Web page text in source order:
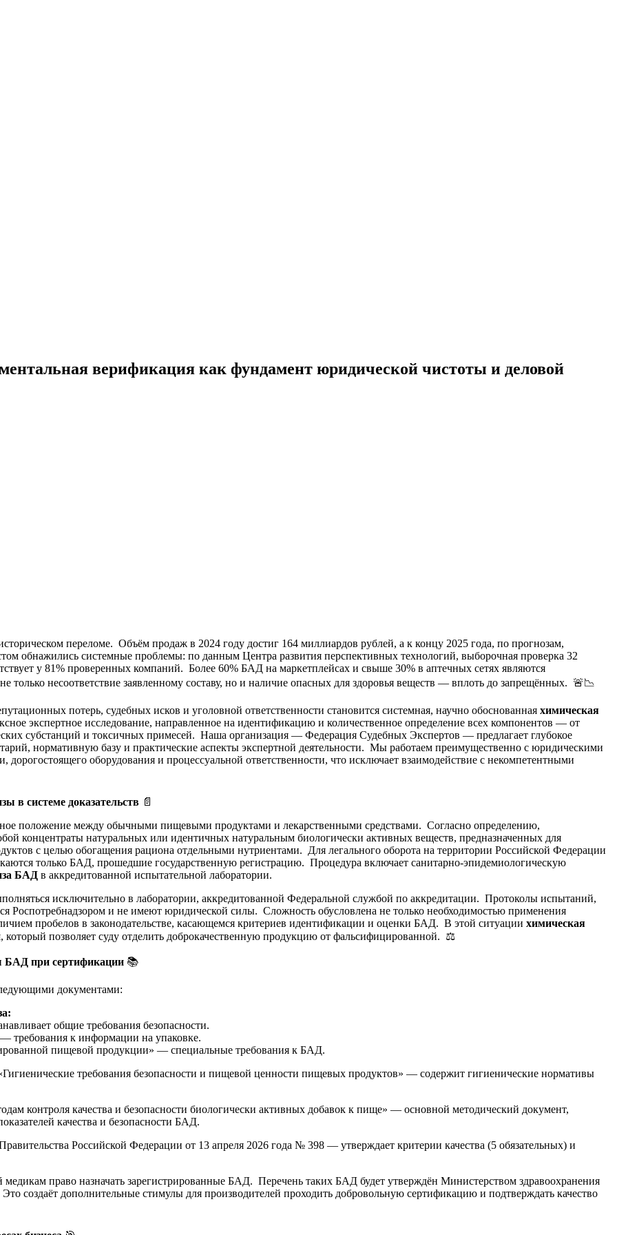
верификация как фундамент юридической чистоты и деловой
переломе. Объём продаж в 2024 году достиг 164 миллиардов рублей, а к концу 2025 года, по прогнозам,
обнажились системные проблемы: по данным Центра развития перспективных технологий, выборочная проверка 32
у 81% проверенных компаний. Более 60% БАД на маркетплейсах и свыше 30% в аптечных сетях являются
только несоответствие заявленному составу, но и наличие опасных для здоровья веществ — вплоть до запрещённых. 🚨📉
потерь, судебных исков и уголовной ответственности становится системная, научно обоснованная химическая
экспертное исследование, направленное на идентификацию и количественное определение всех компонентов — от
субстанций и токсичных примесей. Наша организация — Федерация Судебных Экспертов — предлагает глубокое
нормативную базу и практические аспекты экспертной деятельности. Мы работаем преимущественно с юридическими
оборудования и процессуальной ответственности, что исключает взаимодействие с некомпетентными
в системе доказательств 📄
положение между обычными пищевыми продуктами и лекарственными средствами. Согласно определению,
концентраты натуральных или идентичных натуральным биологически активных веществ, предназначенных для
с целью обогащения рациона отдельными нутриентами. Для легального оборота на территории Российской Федерации
только БАД, прошедшие государственную регистрацию. Процедура включает санитарно-эпидемиологическую
БАД в аккредитованной испытательной лаборатории.
исключительно в лаборатории, аккредитованной Федеральной службой по аккредитации. Протоколы испытаний,
и не имеют юридической силы. Сложность обусловлена не только необходимостью применения
пробелов в законодательстве, касающемся критериев идентификации и оценки БАД. В этой ситуации химическая
который позволяет суду отделить доброкачественную продукцию от фальсифицированной. ⚖️
БАД при сертификации 📚
документами:
общие требования безопасности.
требования к информации на упаковке.
пищевой продукции» — специальные требования к БАД.
требования безопасности и пищевой ценности пищевых продуктов» — содержит гигиенические нормативы
контроля качества и безопасности биологически активных добавок к пище» — основной методический документ,
качества и безопасности БАД.
Российской Федерации от 13 апреля 2026 года № 398 — утверждает критерии качества (5 обязательных) и
право назначать зарегистрированные БАД. Перечень таких БАД будет утверждён Министерством здравоохранения
создаёт дополнительные стимулы для производителей проходить добровольную сертификацию и подтверждать качество